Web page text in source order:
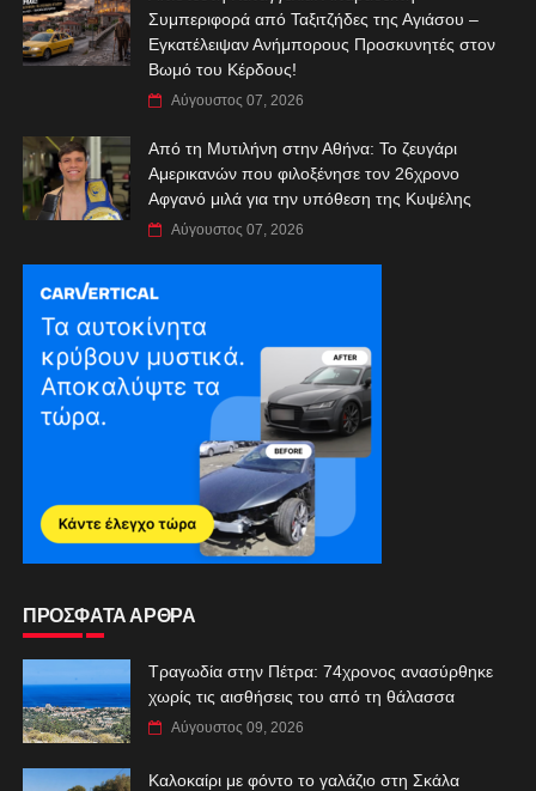
Συμπεριφορά από Ταξιτζήδες της Αγιάσου –
Εγκατέλειψαν Ανήμπορους Προσκυνητές στον
Βωμό του Κέρδους!
Αύγουστος 07, 2026
Από τη Μυτιλήνη στην Αθήνα: Το ζευγάρι
Αμερικανών που φιλοξένησε τον 26χρονο
Αφγανό μιλά για την υπόθεση της Κυψέλης
Αύγουστος 07, 2026
ΠΡΟΣΦΑΤΑ ΑΡΘΡΑ
Τραγωδία στην Πέτρα: 74χρονος ανασύρθηκε
χωρίς τις αισθήσεις του από τη θάλασσα
Αύγουστος 09, 2026
Καλοκαίρι με φόντο το γαλάζιο στη Σκάλα